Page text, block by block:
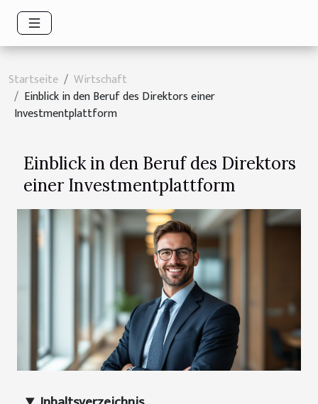
Startseite
Wirtschaft
Einblick in den Beruf des Direktors einer
Investmentplattform
Einblick in den Beruf des Direktors
einer Investmentplattform